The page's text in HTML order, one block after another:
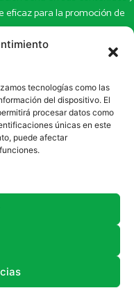
tecnologías como las
del dispositivo. El
procesar datos como
únicas en este
puede afectar
eficaz para la promoción de
de interés